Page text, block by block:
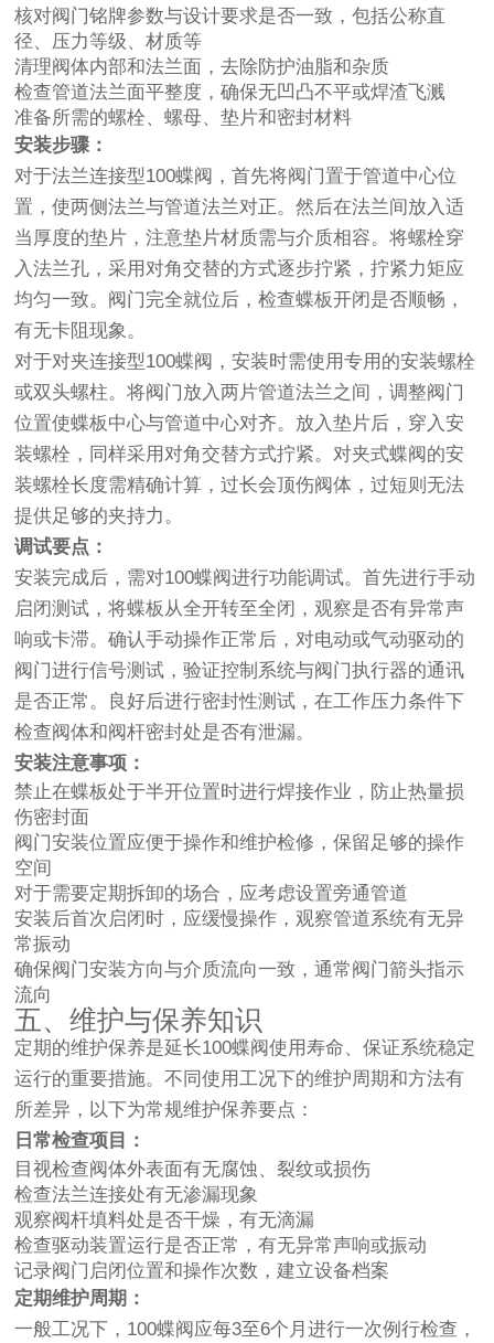
核对阀门铭牌参数与设计要求是否一致，包括公称直
径、压力等级、材质等
清理阀体内部和法兰面，去除防护油脂和杂质
检查管道法兰面平整度，确保无凹凸不平或焊渣飞溅
准备所需的螺栓、螺母、垫片和密封材料
安装步骤：
对于法兰连接型100蝶阀，首先将阀门置于管道中心位
置，使两侧法兰与管道法兰对正。然后在法兰间放入适
当厚度的垫片，注意垫片材质需与介质相容。将螺栓穿
入法兰孔，采用对角交替的方式逐步拧紧，拧紧力矩应
均匀一致。阀门完全就位后，检查蝶板开闭是否顺畅，
有无卡阻现象。
对于对夹连接型100蝶阀，安装时需使用专用的安装螺栓
或双头螺柱。将阀门放入两片管道法兰之间，调整阀门
位置使蝶板中心与管道中心对齐。放入垫片后，穿入安
装螺栓，同样采用对角交替方式拧紧。对夹式蝶阀的安
装螺栓长度需精确计算，过长会顶伤阀体，过短则无法
提供足够的夹持力。
调试要点：
安装完成后，需对100蝶阀进行功能调试。首先进行手动
启闭测试，将蝶板从全开转至全闭，观察是否有异常声
响或卡滞。确认手动操作正常后，对电动或气动驱动的
阀门进行信号测试，验证控制系统与阀门执行器的通讯
是否正常。良好后进行密封性测试，在工作压力条件下
检查阀体和阀杆密封处是否有泄漏。
安装注意事项：
禁止在蝶板处于半开位置时进行焊接作业，防止热量损
伤密封面
阀门安装位置应便于操作和维护检修，保留足够的操作
空间
对于需要定期拆卸的场合，应考虑设置旁通管道
安装后首次启闭时，应缓慢操作，观察管道系统有无异
常振动
确保阀门安装方向与介质流向一致，通常阀门箭头指示
流向
五、维护与保养知识
定期的维护保养是延长100蝶阀使用寿命、保证系统稳定
运行的重要措施。不同使用工况下的维护周期和方法有
所差异，以下为常规维护保养要点：
日常检查项目：
目视检查阀体外表面有无腐蚀、裂纹或损伤
检查法兰连接处有无渗漏现象
观察阀杆填料处是否干燥，有无滴漏
检查驱动装置运行是否正常，有无异常声响或振动
记录阀门启闭位置和操作次数，建立设备档案
定期维护周期：
一般工况下，100蝶阀应每3至6个月进行一次例行检查，